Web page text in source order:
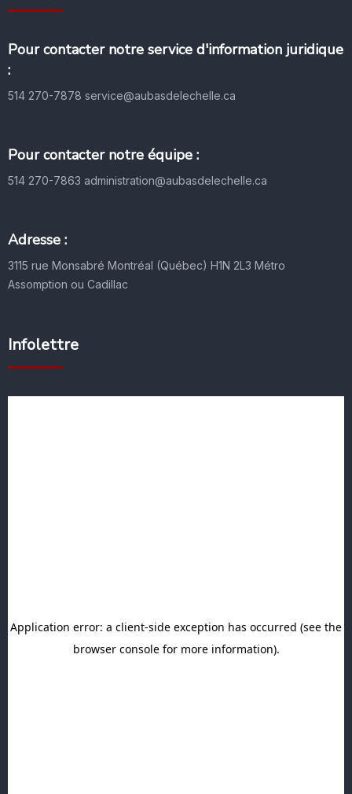
Pour contacter notre service d'information juridique
:
514 270-7878 service@aubasdelechelle.ca
Pour contacter notre équipe :
514 270-7863 administration@aubasdelechelle.ca
Adresse :
3115 rue Monsabré Montréal (Québec) H1N 2L3 Métro
Assomption ou Cadillac
Infolettre